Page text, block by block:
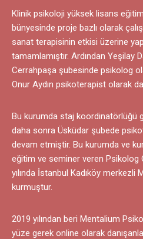
Klinik psikoloji yüksek lisans
bünyesinde proje bazlı olarak
sanat terapisinin etkisi üzerine
tamamlamıştır. Ardından Yeşilay
Cerrahpaşa şubesinde psikolog
Onur Aydın psikoterapist olarak
Bu kurumda staj koordinatörlüğü
daha sonra Üsküdar şubede
devam etmiştir. Bu kurumda ve
eğitim ve seminer veren Psikolog
yılında İstanbul Kadıköy merkezli
kurmuştur.
2019 yılından beri Mentalium
yüze gerek online olarak